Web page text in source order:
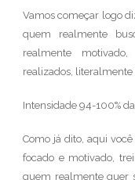
Vamos começar logo
quem realmente
realmente
realizados, literalmente
Intensidade 94-100% da
Como já dito, aqui
focado e motivado,
quem realmente quer